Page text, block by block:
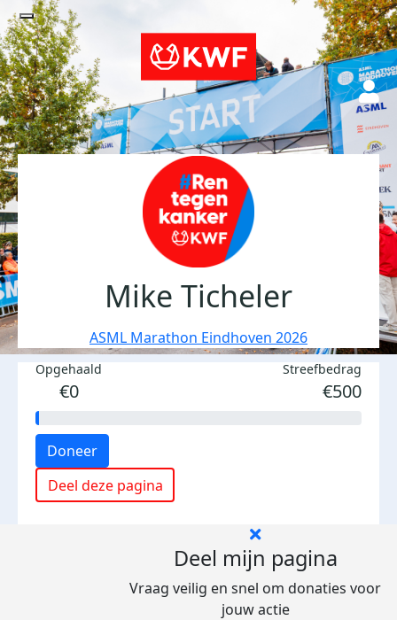
Mike Ticheler
ASML Marathon Eindhoven 2026
Opgehaald
€0
Streefbedrag
€500
Doneer
Deel deze pagina
Deel mijn pagina
Vraag veilig en snel om donaties voor
jouw actie